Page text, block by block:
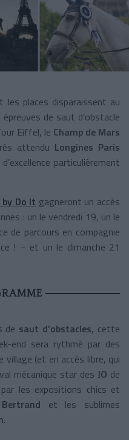
les places disparaissent au
de saut d’obstacle
Eiffel, le Champ de Mars
attendu Longines Paris
particulièrement
by Do It gagneront un accès
: un le vendredi 19, un le
de parcours en compagnie
! – et un le dimanche 21
de saut d’obstacles, cette
end sera rythmé par des
(et en accès libre, qui
mécanique star des JO de
les expositions chics et
et les sublimes
.